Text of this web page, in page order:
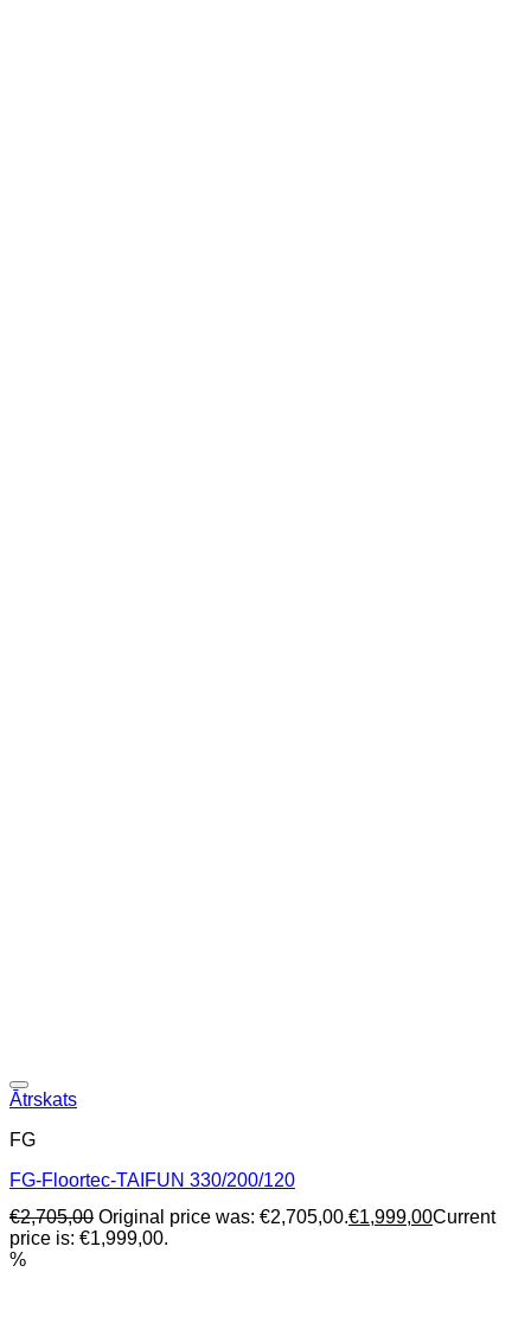
Ātrskats
FG
FG-Floortec-TAIFUN 330/200/120
€2,705,00 Original price was: €2,705,00.€1,999,00Current
price is: €1,999,00.
%